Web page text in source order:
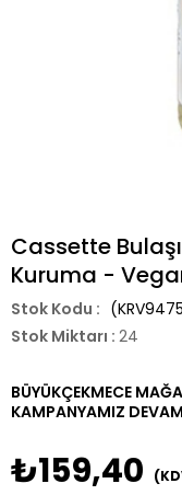
Cassette
Kuruma -
Stok Miktarı : 24
BÜYÜKÇEKMECE
KAMPANYAMIZ
₺159,40